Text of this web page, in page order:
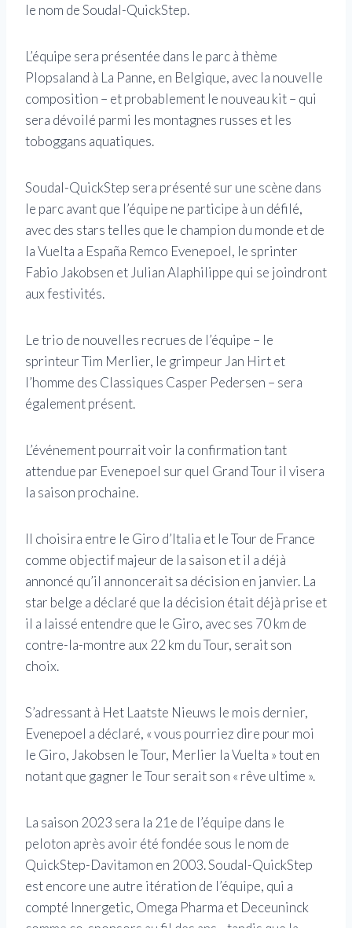
le nom de Soudal-QuickStep.
L’équipe sera présentée dans le parc à thème
Plopsaland à La Panne, en Belgique, avec la nouvelle
composition – et probablement le nouveau kit – qui
sera dévoilé parmi les montagnes russes et les
toboggans aquatiques.
Soudal-QuickStep sera présenté sur une scène dans
le parc avant que l’équipe ne participe à un défilé,
avec des stars telles que le champion du monde et de
la Vuelta a España Remco Evenepoel, le sprinter
Fabio Jakobsen et Julian Alaphilippe qui se joindront
aux festivités.
Le trio de nouvelles recrues de l’équipe – le
sprinteur Tim Merlier, le grimpeur Jan Hirt et
l’homme des Classiques Casper Pedersen – sera
également présent.
L’événement pourrait voir la confirmation tant
attendue par Evenepoel sur quel Grand Tour il visera
la saison prochaine.
Il choisira entre le Giro d’Italia et le Tour de France
comme objectif majeur de la saison et il a déjà
annoncé qu’il annoncerait sa décision en janvier. La
star belge a déclaré que la décision était déjà prise et
il a laissé entendre que le Giro, avec ses 70 km de
contre-la-montre aux 22 km du Tour, serait son
choix.
S’adressant à Het Laatste Nieuws le mois dernier,
Evenepoel a déclaré, « vous pourriez dire pour moi
le Giro, Jakobsen le Tour, Merlier la Vuelta » tout en
notant que gagner le Tour serait son « rêve ultime ».
La saison 2023 sera la 21e de l’équipe dans le
peloton après avoir été fondée sous le nom de
QuickStep-Davitamon en 2003. Soudal-QuickStep
est encore une autre itération de l’équipe, qui a
compté Innergetic, Omega Pharma et Deceuninck